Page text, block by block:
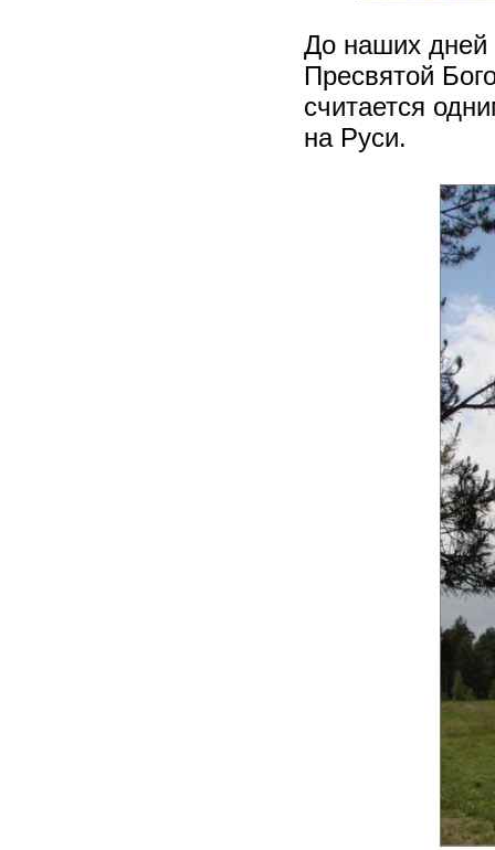
До наших дней
Пресвятой
считается
на Руси.